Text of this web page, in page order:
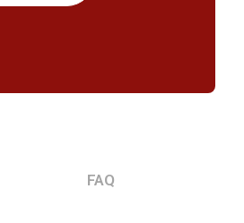
FAQ